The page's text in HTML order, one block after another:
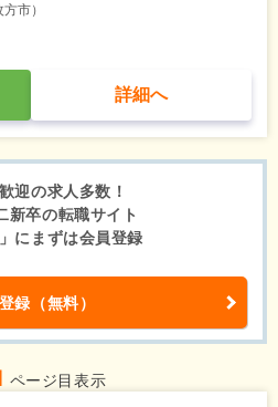
市）
詳細へ
迎の求人多数！
新卒の転職サイト
にまずは会員登録
録（無料）
ページ目表示